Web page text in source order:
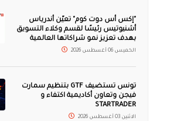
"إكس أس دوت كوم" تعيّن أندرياس
أشنيوتيس رئيسًا لقسم وكلاء التسويق
بهدف تعزيز نمو شراكاتها العالمية
الخميس 06 أغسطس 2026
تونس تستضيف GTF بتنظيم سمارت
فيجن وتعاون أكاديمية اكتفاء و
STARTRADER
الاثنين 03 أغسطس 2026